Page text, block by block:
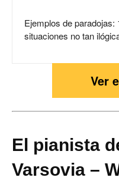
Ejemplos de
situaciones no tan
Ver
El pianista
Varsovia –